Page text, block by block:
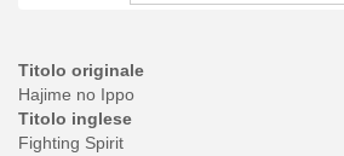
Titolo originale
Hajime no Ippo
Titolo inglese
Fighting Spirit